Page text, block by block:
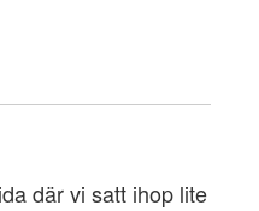
där vi satt ihop lite